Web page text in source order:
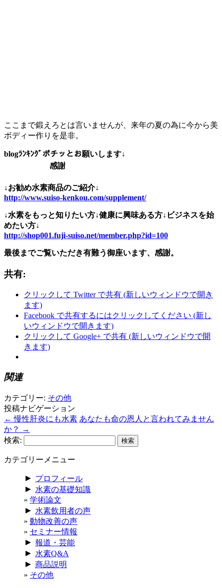
ここまで鍛えろとは言いませんが、来年の夏の為に今から美
ボディー作りを是非。
blogﾗﾝｷﾝｸﾞポチッとお願いします↓
感謝
↓お勧め水素商品のご紹介↓
http://www.suiso-kenkou.com/supplement/
↓水素をもっと知りたい方↓健康に興味ある方↓ビジネスを始
めたい方↓
http://shop001.fuji-suiso.net/member.php?id=100
最後までご覧いただき有難う御座います、感謝。
共有:
クリックして Twitter で共有 (新しいウィンドウで開き
ます)
Facebook で共有するにはクリックしてください (新し
いウィンドウで開きます)
クリックして Google+ で共有 (新しいウィンドウで開
きます)
関連
カテゴリー: その他
投稿ナビゲーション
← 慢性肝炎にも水素 あなたも命の恩人と言われてみません
か？
→
検索:
カテゴリーメニュー
► プロフィール
► 水素の基礎知識
学術論文
► 水素飲用者の声
動物改善の声
セミナー情報
► 報道・芸能
► 水素Q&A
► 商品説明
その他